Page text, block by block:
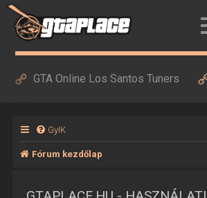
GTA Online Los Santos Tuners
GyIK
Fórum kezdőlap